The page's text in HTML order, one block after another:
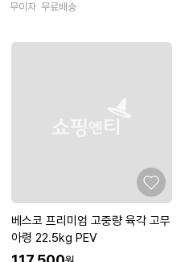
무이자 무료배송
베스코 프리미엄 고중량 육각 고무
아령 22.5kg PEV